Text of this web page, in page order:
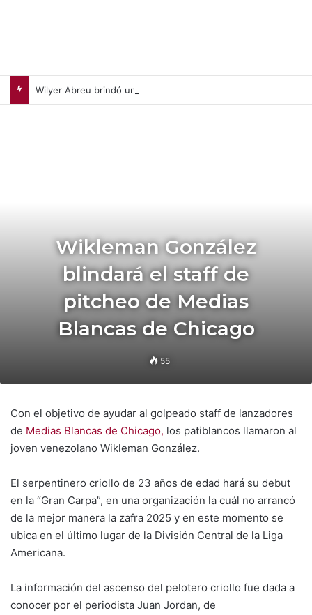
Wikleman González
blindará el staff de
pitcheo de Medias
Blancas de Chicago
55
Con el objetivo de ayudar al golpeado staff de lanzadores
de Medias Blancas de Chicago, los patiblancos llamaron al
joven venezolano Wikleman González.
El serpentinero criollo de 23 años de edad hará su debut
en la “Gran Carpa”, en una organización la cuál no arrancó
de la mejor manera la zafra 2025 y en este momento se
ubica en el último lugar de la División Central de la Liga
Americana.
La información del ascenso del pelotero criollo fue dada a
conocer por el periodista Juan Jordan, de